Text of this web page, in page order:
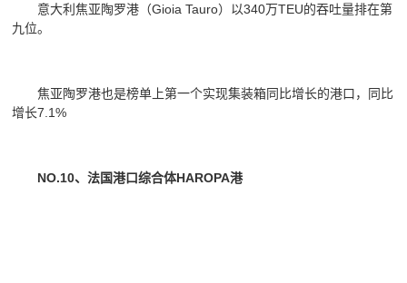
意大利焦亚陶罗港（Gioia Tauro）以340万TEU的吞吐量排在第
九位。
焦亚陶罗港也是榜单上第一个实现集装箱同比增长的港口，同比
增长7.1%
NO.10、法国港口综合体HAROPA港